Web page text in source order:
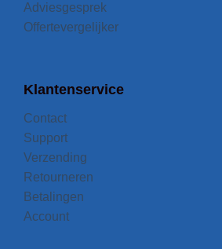
Adviesgesprek
Offertevergelijker
Klantenservice
Contact
Support
Verzending
Retourneren
Betalingen
Account